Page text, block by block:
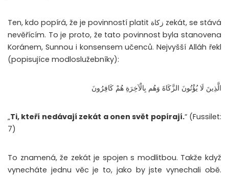
Ten, kdo popírá, že je povinností platit زكاة zekát, se stává
nevěřícím. To je proto, že tato povinnost byla stanovena
Koránem, Sunnou i konsensem učenců. Nejvyšší Alláh řekl
(popisujíce modloslužebníky):
الَّذِينَ لَا يُؤْتُونَ الزَّكَاةَ وَهُم بِالْآخِرَةِ هُمْ كَافِرُونَ
„Ti, kteří nedávají zekát a onen svět popírají.“ (Fussilet:
7)
To znamená, že zekát je spojen s modlitbou. Takže když
vynecháte jednu věc je to, jako by jste vynechali obě.